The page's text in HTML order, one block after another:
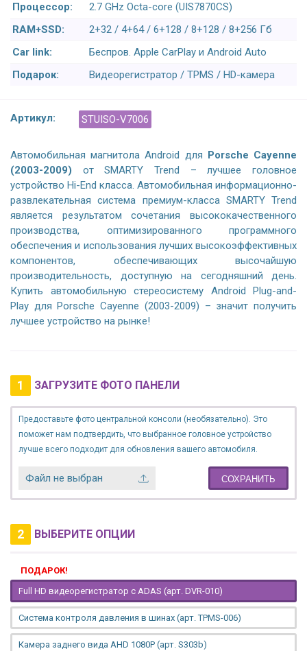
Процессор:
2.7 GHz Octa-core (UIS7870CS)
RAM+SSD:
2+32 / 4+64 / 6+128 / 8+128 / 8+256 Гб
Car link:
Беспров. Apple CarPlay и Android Auto
Подарок:
Видеорегистратор / TPMS / HD-камера
Артикул: STUISO-V7006
Автомобильная магнитола Android для Porsche Cayenne
(2003-2009) от SMARTY Trend – лучшее головное
устройство Hi-End класса. Автомобильная информационно-
развлекательная система премиум-класса SMARTY Trend
является результатом сочетания высококачественного
производства, оптимизированного программного
обеспечения и использования лучших высокоэффективных
компонентов, обеспечивающих высочайшую
производительность, доступную на сегодняшний день.
Купить автомобильную стереосистему Android Plug-and-
Play для Porsche Cayenne (2003-2009) – значит получить
лучшее устройство на рынке!
1 ЗАГРУЗИТЕ ФОТО ПАНЕЛИ
Предоставьте фото центральной консоли (необязательно). Это
поможет нам подтвердить, что выбранное головное устройство
лучше всего подходит для обновления вашего автомобиля.
Файл не выбран СОХРАНИТЬ
2 ВЫБЕРИТЕ ОПЦИИ
ПОДАРОК!
Full HD видеорегистратор с ADAS (арт. DVR-010)
Система контроля давления в шинах (арт. TPMS-006)
Камера заднего вида AHD 1080P (арт. S303b)